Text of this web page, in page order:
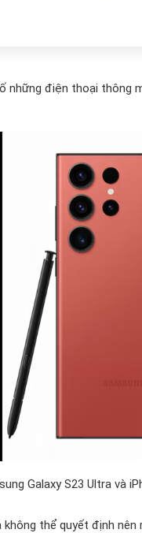
những điện thoại
Galaxy S23 Ultra và
thể quyết định